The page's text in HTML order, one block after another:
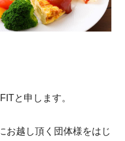
と申します。
お越し頂く団体様をはじ